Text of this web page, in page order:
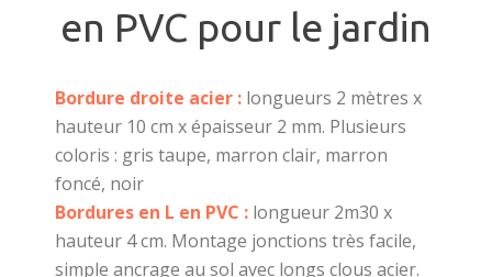
en PVC pour le jardin
Bordure droite acier : longueurs 2 mètres x
hauteur 10 cm x épaisseur 2 mm. Plusieurs
coloris : gris taupe, marron clair, marron
foncé, noir
Bordures en L en PVC : longueur 2m30 x
hauteur 4 cm. Montage jonctions très facile,
simple ancrage au sol avec longs clous acier.